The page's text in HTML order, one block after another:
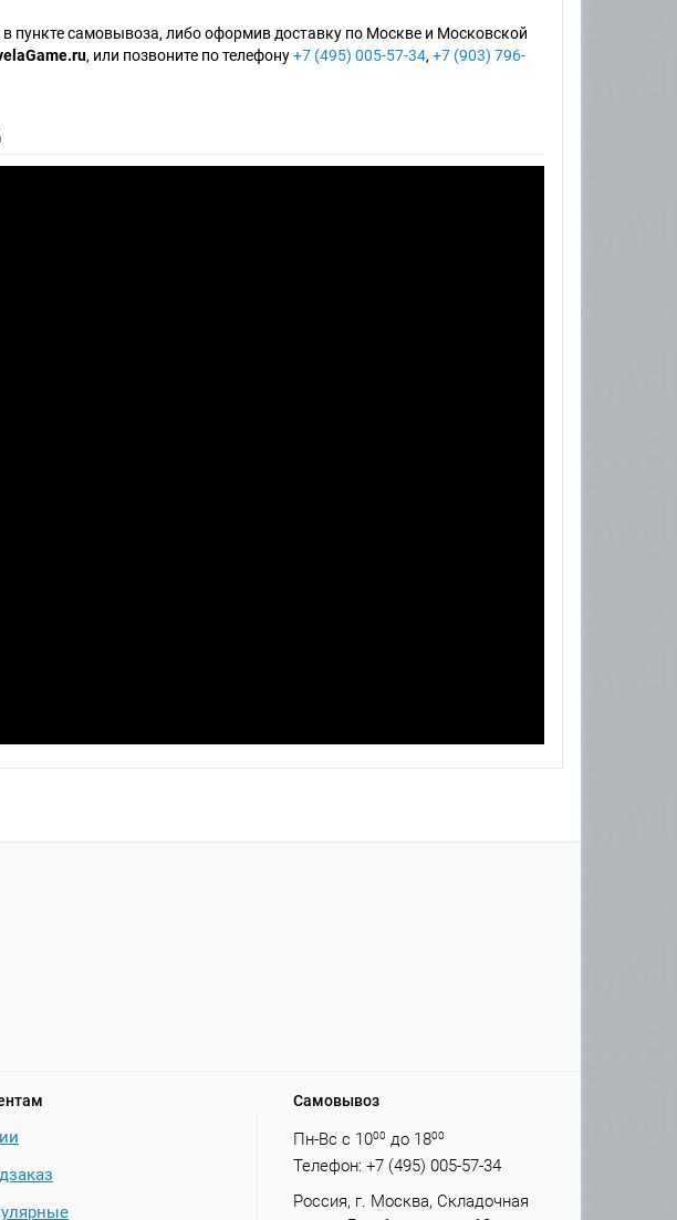
пункте самовывоза, либо оформив доставку по Москве и Московской
, или позвоните по телефону+7 (495) 005-57-34,+7 (903) 796-
Самовывоз
Пн-Вс с 1000 до 1800
Телефон: +7 (495) 005-57-34
Россия, г. Москва, Складочная